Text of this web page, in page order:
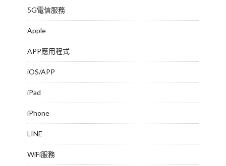
5G電信服務
Apple
APP應用程式
iOS/APP
iPad
iPhone
LINE
WiFi服務